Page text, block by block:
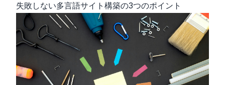
失敗しない多言語サイト構築の3つのポイント